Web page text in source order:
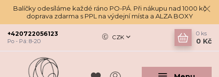
Balíčky odesíláme každé ráno PO-PÁ. Při nákupu nad 1000 kč
doprava zdarma s PPL na výdejní místa a ALZA BOXY
CZK
+420722056123
Po - Pá: 8-20
0 ks
0 Kč